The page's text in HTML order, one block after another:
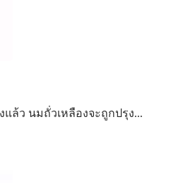
ล้ว นมถั่วเหลืองจะถูกปรุง...